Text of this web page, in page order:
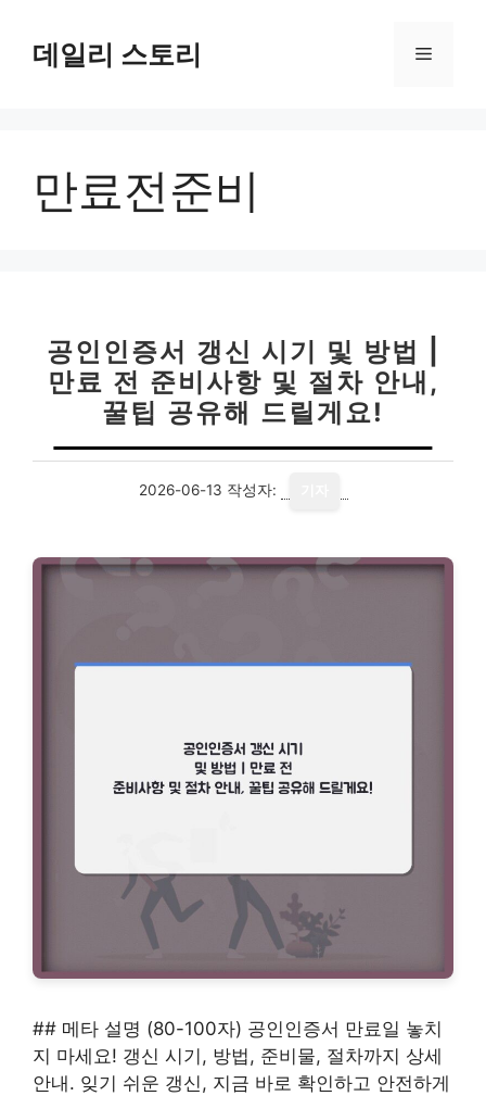
데일리 스토리 메
만료전준비
공인인증서 갱신 시기 및 방법 |
만료 전 준비사항 및 절차 안내,
꿀팁 공유해 드릴게요!
2026-06-13 작성자:
## 메타 설명 (80-100자) 공인인증서 만료일 놓치
지 마세요! 갱신 시기, 방법, 준비물, 절차까지 상세
안내. 잊기 쉬운 갱신, 지금 바로 확인하고 안전하게